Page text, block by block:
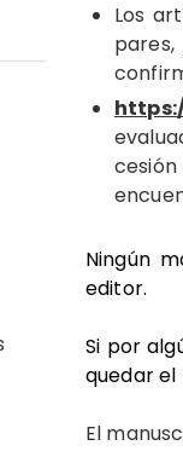
Los
Ningún
editor.
Si por
quedar el
El